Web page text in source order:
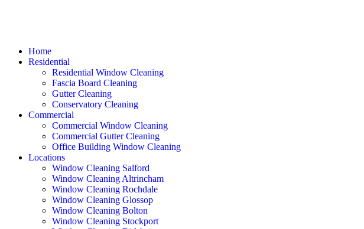
Home
Residential
Residential Window Cleaning
Fascia Board Cleaning
Gutter Cleaning
Conservatory Cleaning
Commercial
Commercial Window Cleaning
Commercial Gutter Cleaning
Office Building Window Cleaning​
Locations
Window Cleaning Salford
Window Cleaning Altrincham
Window Cleaning Rochdale
Window Cleaning Glossop
Window Cleaning Bolton
Window Cleaning Stockport